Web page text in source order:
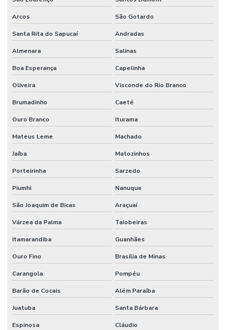
Arcos São Gotardo
Santa Rita do Sapucaí Andradas
Almenara Salinas
Boa Esperança Capelinha
Oliveira Visconde do Rio Branco
Brumadinho Caeté
Ouro Branco Iturama
Mateus Leme Machado
Jaíba Matozinhos
Porteirinha Sarzedo
Piumhi Nanuque
São Joaquim de Bicas Araçuaí
Várzea da Palma Taiobeiras
Itamarandiba Guanhães
Ouro Fino Brasília de Minas
Carangola Pompéu
Barão de Cocais Além Paraíba
Juatuba Santa Bárbara
Espinosa Cláudio